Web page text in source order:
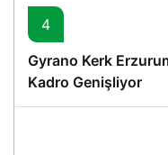
4
Gyrano Kerk
Kadro Genişliyor